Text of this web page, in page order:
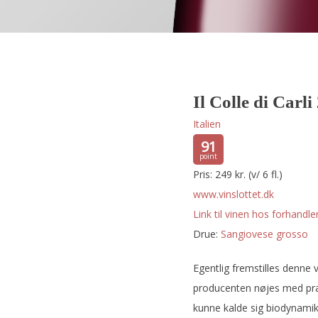
Il Colle di Carli
Italien
91
Pris: 249 kr. (v/ 6 fl.)
www.vinslottet.dk
Link til vinen hos
Drue:
sangiovese grosso
Egentlig fremstilles denne
producenten nøjes med
kunne kalde sig